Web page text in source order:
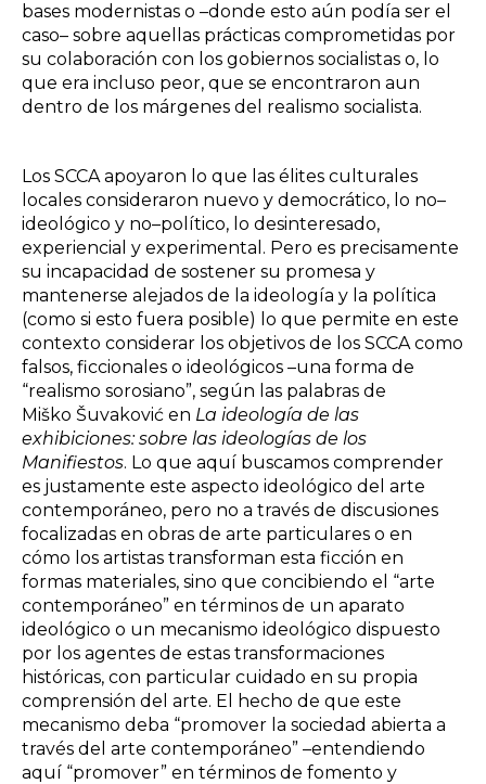
bases modernistas o –donde esto aún podía ser el
caso– sobre aquellas prácticas comprometidas por
su colaboración con los gobiernos socialistas o, lo
que era incluso peor, que se encontraron aun
dentro de los márgenes del realismo socialista.
Los SCCA apoyaron lo que las élites culturales
locales consideraron nuevo y democrático, lo no–
ideológico y no–político, lo desinteresado,
experiencial y experimental. Pero es precisamente
su incapacidad de sostener su promesa y
mantenerse alejados de la ideología y la política
(como si esto fuera posible) lo que permite en este
contexto considerar los objetivos de los SCCA como
falsos, ficcionales o ideológicos –una forma de
“realismo sorosiano”, según las palabras de
Miško Šuvaković en La ideología de las
exhibiciones: sobre las ideologías de los
Manifiestos. Lo que aquí buscamos comprender
es justamente este aspecto ideológico del arte
contemporáneo, pero no a través de discusiones
focalizadas en obras de arte particulares o en
cómo los artistas transforman esta ficción en
formas materiales, sino que concibiendo el “arte
contemporáneo” en términos de un aparato
ideológico o un mecanismo ideológico dispuesto
por los agentes de estas transformaciones
históricas, con particular cuidado en su propia
comprensión del arte. El hecho de que este
mecanismo deba “promover la sociedad abierta a
través del arte contemporáneo” –entendiendo
aquí “promover” en términos de fomento y